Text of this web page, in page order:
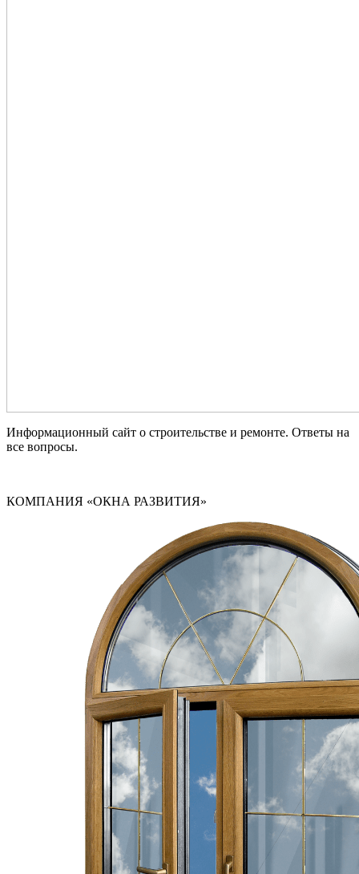
Информационный сайт о строительстве и ремонте. Ответы на
все вопросы.
КОМПАНИЯ «ОКНА РАЗВИТИЯ»